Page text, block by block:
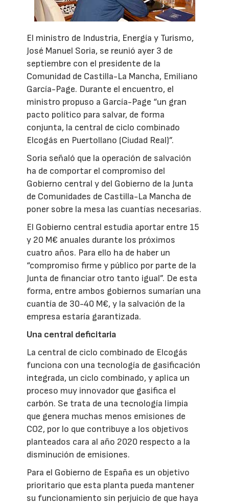
El ministro de Industria, Energía y Turismo,
José Manuel Soria, se reunió ayer 3 de
septiembre con el presidente de la
Comunidad de Castilla-La Mancha, Emiliano
García-Page. Durante el encuentro, el
ministro propuso a García-Page “un gran
pacto político para salvar, de forma
conjunta, la central de ciclo combinado
Elcogás en Puertollano (Ciudad Real)”.
Soria señaló que la operación de salvación
ha de comportar el compromiso del
Gobierno central y del Gobierno de la Junta
de Comunidades de Castilla-La Mancha de
poner sobre la mesa las cuantías necesarias.
El Gobierno central estudia aportar entre 15
y 20 M€ anuales durante los próximos
cuatro años. Para ello ha de haber un
“compromiso firme y público por parte de la
Junta de financiar otro tanto igual”. De esta
forma, entre ambos gobiernos sumarían una
cuantía de 30-40 M€, y la salvación de la
empresa estaría garantizada.
Una central deficitaria
La central de ciclo combinado de Elcogás
funciona con una tecnología de gasificación
integrada, un ciclo combinado, y aplica un
proceso muy innovador que gasifica el
carbón. Se trata de una tecnología limpia
que genera muchas menos emisiones de
CO2, por lo que contribuye a los objetivos
planteados cara al año 2020 respecto a la
disminución de emisiones.
Para el Gobierno de España es un objetivo
prioritario que esta planta pueda mantener
su funcionamiento sin perjuicio de que haya